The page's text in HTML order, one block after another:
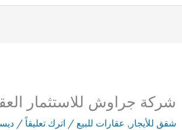
شركة جراوش للاستثمار
شقق للأيجار , عقارات للبيع / اترك تعليقاً /